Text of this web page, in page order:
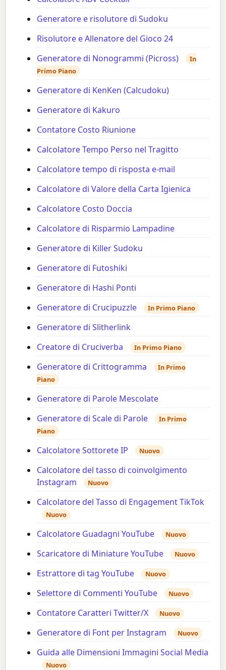
Generatore e risolutore di Sudoku
Risolutore e Allenatore del Gioco 24
Generatore di Nonogrammi (Picross)
In
Primo Piano
Generatore di KenKen (Calcudoku)
Generatore di Kakuro
Contatore Costo Riunione
Calcolatore Tempo Perso nel Tragitto
Calcolatore tempo di risposta e-mail
Calcolatore di Valore della Carta Igienica
Calcolatore Costo Doccia
Calcolatore di Risparmio Lampadine
Generatore di Killer Sudoku
Generatore di Futoshiki
Generatore di Hashi Ponti
Generatore di Crucipuzzle
In Primo Piano
Generatore di Slitherlink
Creatore di Cruciverba
In Primo Piano
Generatore di Crittogramma
In Primo
Piano
Generatore di Parole Mescolate
Generatore di Scale di Parole
In Primo
Piano
Calcolatore Sottorete IP Nuovo
Calcolatore del tasso di coinvolgimento
Instagram
Nuovo
Calcolatore del Tasso di Engagement TikTok
Nuovo
Calcolatore Guadagni YouTube Nuovo
Scaricatore di Miniature YouTube Nuovo
Estrattore di tag YouTube Nuovo
Selettore di Commenti YouTube Nuovo
Contatore Caratteri Twitter/X Nuovo
Generatore di Font per Instagram Nuovo
Guida alle Dimensioni Immagini Social Media
Nuovo